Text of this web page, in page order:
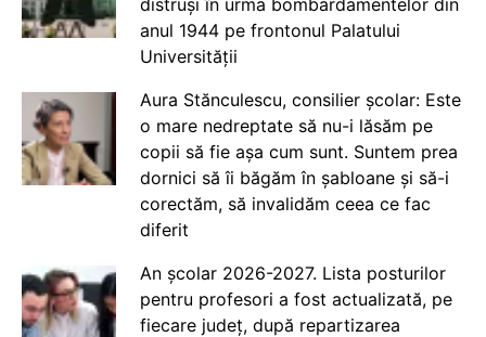
anul 1944 pe frontonul Palatului
Universității
Aura Stănculescu, consilier școlar: Este
o mare nedreptate să nu-i lăsăm pe
copii să fie așa cum sunt. Suntem prea
dornici să îi băgăm în șabloane și să-i
corectăm, să invalidăm ceea ce fac
diferit
An școlar 2026-2027. Lista posturilor
pentru profesori a fost actualizată, pe
fiecare județ, după repartizarea